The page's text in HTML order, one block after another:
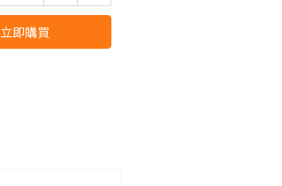
立即購買